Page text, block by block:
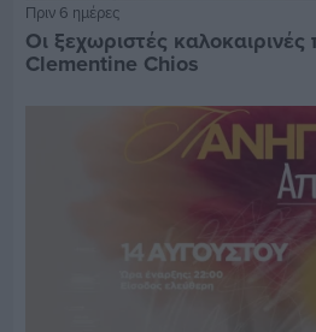
Πριν 6 ημέρες
Οι ξεχωριστές
Clementine Chios